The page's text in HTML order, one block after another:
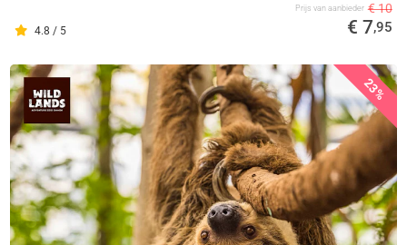
4.8 / 5
Prijs van aanbieder € 10
€ 7,95
23%